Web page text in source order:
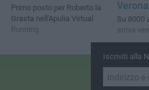
Primo posto per Roberto la
Grasta nell'Apulia Virtual
Running
Verona
Su 8000
arriva
Iscriviti alla